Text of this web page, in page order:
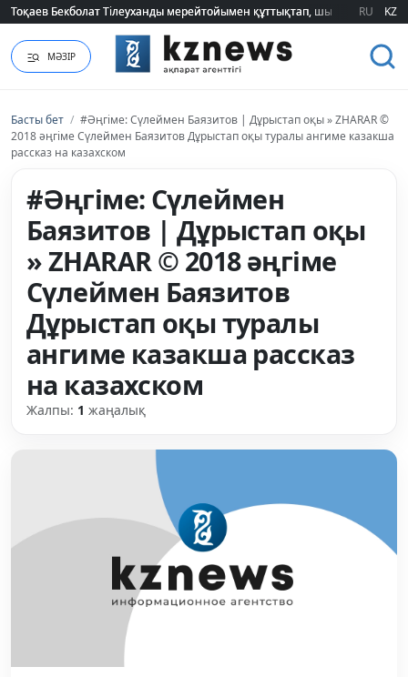
Тоқаев Бекболат Тілеуханды мерейтойымен құттықтап, шығармашылық
Тоқаев Бекболат Тілеуханды мерейтойымен құттықтап, шығармашылық
RU KZ
МӘЗІР
Басты бет / #Әңгіме: Сүлеймен Баязитов | Дұрыстап оқы » ZHARAR ©
2018 әңгіме Сүлеймен Баязитов Дұрыстап оқы туралы ангиме казакша
рассказ на казахском
#Әңгіме: Сүлеймен
Баязитов | Дұрыстап оқы
» ZHARAR © 2018 әңгіме
Сүлеймен Баязитов
Дұрыстап оқы туралы
ангиме казакша рассказ
на казахском
Жалпы: 1 жаңалық